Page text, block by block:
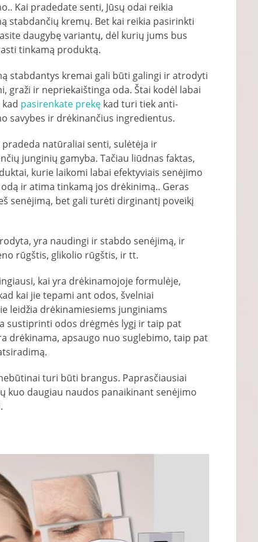
Kai pradedate senti, Jūsų odai reikia
stabdančių kremų. Bet kai reikia pasirinkti
daugybę variantų, dėl kurių jums bus
tinkamą produktą.
stabdantys kremai gali būti galingi ir atrodyti
graži ir nepriekaištinga oda. Štai kodėl labai
pasirenkate prekę kad turi tiek anti-
savybes ir drėkinančius ingredientus.
pradeda natūraliai senti, sulėtėja ir
junginių gamyba. Tačiau liūdnas faktas,
kurie laikomi labai efektyviais senėjimo
ir atima tinkamą jos drėkinimą.. Geras
senėjimą, bet gali turėti dirginantį poveikį
yra naudingi ir stabdo senėjimą, ir
rūgštis, glikolio rūgštis, ir tt.
kai yra drėkinamojoje formulėje,
kai jie tepami ant odos, švelniai
leidžia drėkinamiesiems junginiams
sustiprinti odos drėgmės lygį ir taip pat
drėkinama, apsaugo nuo suglebimo, taip pat
turi būti brangus. Paprasčiausiai
daugiau naudos panaikinant senėjimo